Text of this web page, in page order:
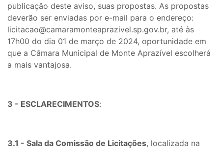
publicação deste aviso, suas propostas. As propostas
deverão ser enviadas por e-mail para o endereço:
licitacao@camaramonteaprazivel.sp.gov.br, até às
17h00 do dia 01 de março de 2024, oportunidade em
que a Câmara Municipal de Monte Aprazível escolherá
a mais vantajosa.
3 - ESCLARECIMENTOS:
3.1 - Sala da Comissão de Licitações, localizada na